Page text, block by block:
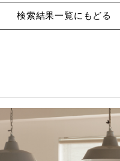
検索結果一覧にもどる